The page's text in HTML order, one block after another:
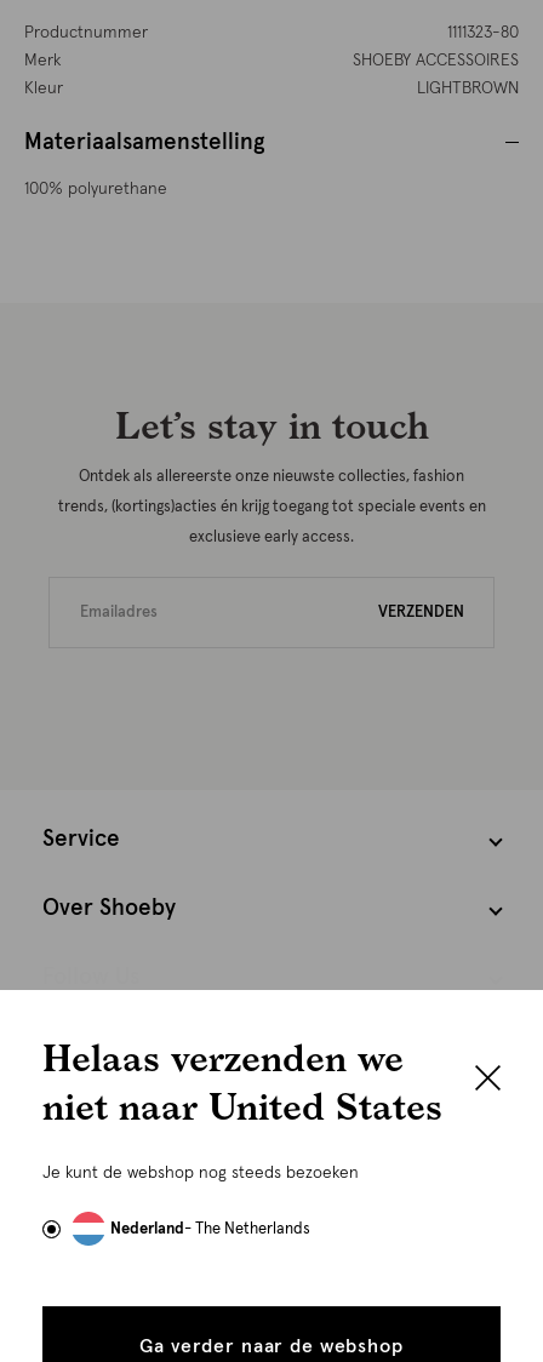
graag persoonlijk
gebruiken wij cookies en daarmee vergelijkbare
om advertenties te personaliseren...
tonen
Productnummer
1111323-80
Merk
SHOEBY ACCESSOIRES
Kleur
LIGHTBROWN
Materiaalsamenstelling
100% polyurethane
Let’s stay in touch
Ontdek als allereerste onze nieuwste collecties, fashion
trends, (kortings)acties én krijg toegang tot speciale events en
exclusieve early access.
VERZENDEN
Service
Over Shoeby
Cookies
Nederland Nederlands
Helaas verzenden we
niet naar United States
Je kunt de webshop nog steeds bezoeken
Nederland- The Netherlands
Ga verder naar de webshop